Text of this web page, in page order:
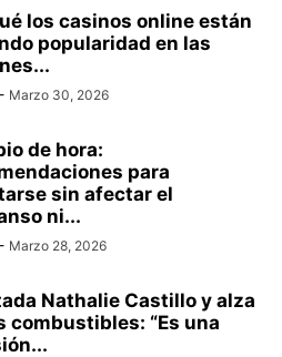
los casinos online están
popularidad en las
- Marzo 30, 2026
de hora:
para
sin afectar el
ni...
- Marzo 28, 2026
Nathalie Castillo y alza
combustibles: “Es una